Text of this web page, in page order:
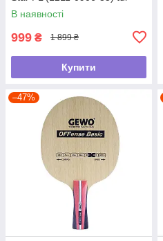
В наявності
999 ₴ 1 899 ₴
Купити
–47%